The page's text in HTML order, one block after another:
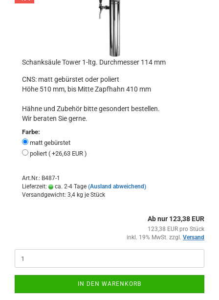
Schanksäule Tower 1-ltg. Durchmesser 114 mm
CNS: matt gebürstet oder poliert
Höhe 510 mm, bis Mitte Zapfhahn 410 mm
Hähne und Zubehör bitte gesondert bestellen.
Wir beraten Sie gerne.
Farbe:
matt gebürstet
poliert ( +26,63 EUR )
Art.Nr.: B487-1
Lieferzeit:
ca. 2-4 Tage (Ausland abweichend)
Versandgewicht: 3,4 kg je Stück
Ab nur 123,38 EUR
123,38 EUR pro Stück
inkl. 19% MwSt. zzgl. Versand
IN DEN WARENKORB